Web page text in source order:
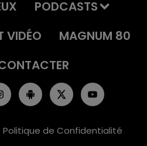
PODCASTS
VIDÉO
MAGNUM 80
Politique de Confidentialité